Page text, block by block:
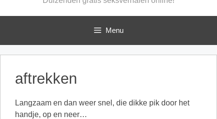
Menu
aftrekken
Langzaam en dan weer snel, die dikke pik door het
handje, op en neer…